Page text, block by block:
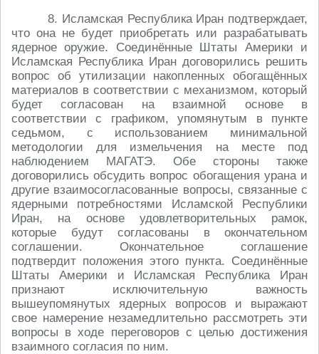
8. Исламская Республика Иран подтверждает,
что она не будет приобретать или разрабатывать
ядерное оружие. Соединённые Штаты Америки и
Исламская Республика Иран договорились решить
вопрос об утилизации накопленных обогащённых
материалов в соответствии с механизмом, который
будет согласован на взаимной основе в
соответствии с графиком, упомянутым в пункте
седьмом, с использованием минимальной
методологии для измельчения на месте под
наблюдением МАГАТЭ. Обе стороны также
договорились обсудить вопрос обогащения урана и
другие взаимосогласованные вопросы, связанные с
ядерными потребностями Исламской Республики
Иран, на основе удовлетворительных рамок,
которые будут согласованы в окончательном
соглашении. Окончательное соглашение
подтвердит положения этого пункта. Соединённые
Штаты Америки и Исламская Республика Иран
признают исключительную важность
вышеупомянутых ядерных вопросов и выражают
свое намерение незамедлительно рассмотреть эти
вопросы в ходе переговоров с целью достижения
взаимного согласия по ним.